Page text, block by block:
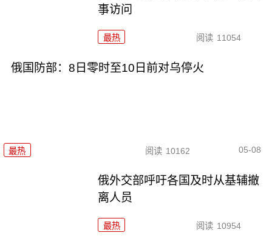
事访问
最热 阅读 11054
俄国防部：8日零时至10日前对乌停火
最热 阅读 10162 05-08
俄外交部呼吁各国及时从基辅撤
离人员
最热 阅读 10954